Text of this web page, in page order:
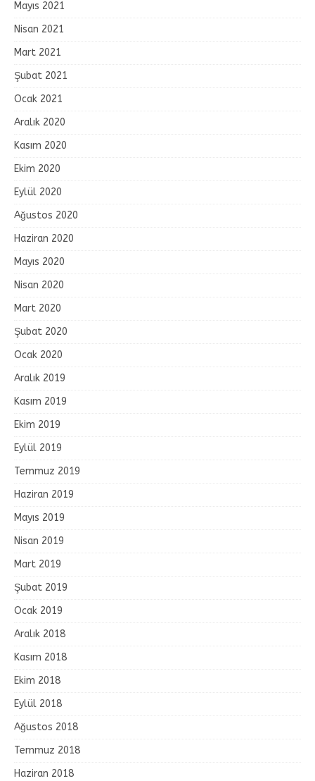
Mayıs 2021
Nisan 2021
Mart 2021
Şubat 2021
Ocak 2021
Aralık 2020
Kasım 2020
Ekim 2020
Eylül 2020
Ağustos 2020
Haziran 2020
Mayıs 2020
Nisan 2020
Mart 2020
Şubat 2020
Ocak 2020
Aralık 2019
Kasım 2019
Ekim 2019
Eylül 2019
Temmuz 2019
Haziran 2019
Mayıs 2019
Nisan 2019
Mart 2019
Şubat 2019
Ocak 2019
Aralık 2018
Kasım 2018
Ekim 2018
Eylül 2018
Ağustos 2018
Temmuz 2018
Haziran 2018